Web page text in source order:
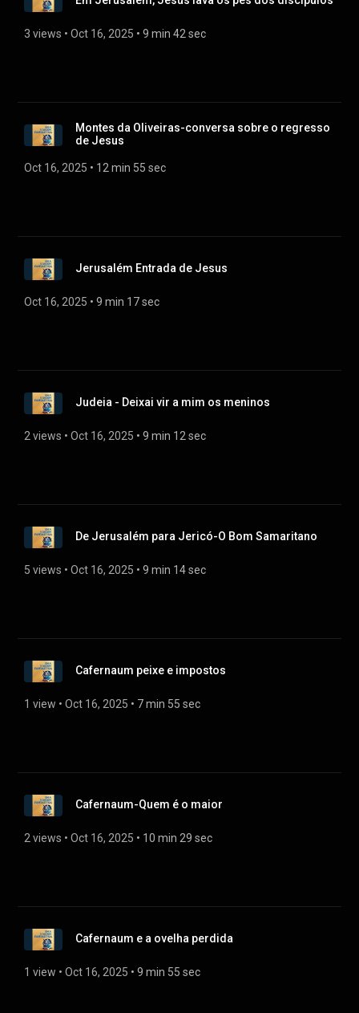
3 views • Oct 16, 2025 • 9 min 42 sec
Montes da Oliveiras-conversa sobre o regresso
de Jesus
Oct 16, 2025 • 12 min 55 sec
Jerusalém Entrada de Jesus
Oct 16, 2025 • 9 min 17 sec
Judeia - Deixai vir a mim os meninos
2 views • Oct 16, 2025 • 9 min 12 sec
De Jerusalém para Jericó-O Bom Samaritano
5 views • Oct 16, 2025 • 9 min 14 sec
Cafernaum peixe e impostos
1 view • Oct 16, 2025 • 7 min 55 sec
Cafernaum-Quem é o maior
2 views • Oct 16, 2025 • 10 min 29 sec
Cafernaum e a ovelha perdida
1 view • Oct 16, 2025 • 9 min 55 sec